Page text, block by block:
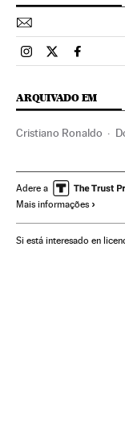
Esportes El País
Esportes El
ARQUIVADO EM
Cristiano Ronaldo
Adere a
Mais informações
Si está interesado en